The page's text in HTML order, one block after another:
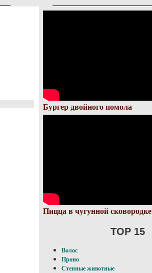
Бургер двойного помола
Пицца в чугунной сковородке
TOP 15
Волос
Проно
Степные животные